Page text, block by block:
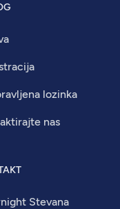
lozinka
nas
Stevana